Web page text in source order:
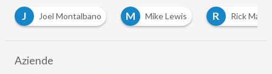
J
Joel Montalbano M Mike Lewis R Rick
Aziende